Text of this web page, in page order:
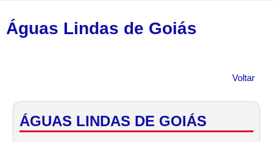
Águas Lindas de Goiás
Voltar
ÁGUAS LINDAS DE GOIÁS